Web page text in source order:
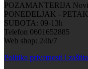
POZAMANTERIJA Novi
PONEDELJAK -
SUBOTA: 09-13h
Telefon 0601652885
Web shop: 24h/7
Politika privatnosti i